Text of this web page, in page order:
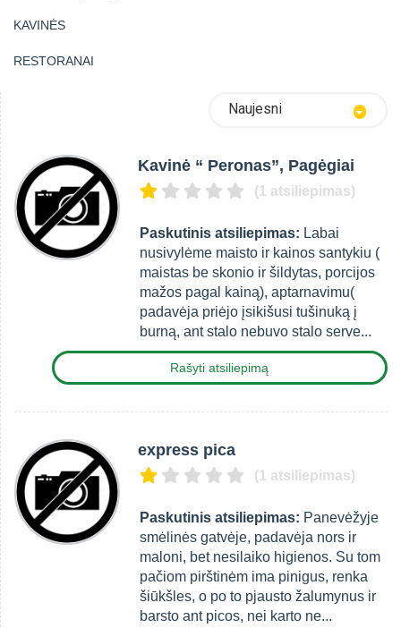
KAVINĖS
RESTORANAI
Naujesni
Kavinė “ Peronas”, Pagėgiai
(1 atsiliepimas)
Paskutinis atsiliepimas: Labai
nusivylėme maisto ir kainos santykiu (
maistas be skonio ir šildytas, porcijos
mažos pagal kainą), aptarnavimu(
padavėja priėjo įsikišusi tušinuką į
burną, ant stalo nebuvo stalo serve...
Rašyti atsiliepimą
express pica
(1 atsiliepimas)
Paskutinis atsiliepimas: Panevėžyje
smėlinės gatvėje, padavėja nors ir
maloni, bet nesilaiko higienos. Su tom
pačiom pirštinėm ima pinigus, renka
šiūkšles, o po to pjausto žalumynus ir
barsto ant picos, nei karto ne...